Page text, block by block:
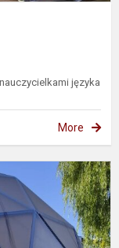
języka
More